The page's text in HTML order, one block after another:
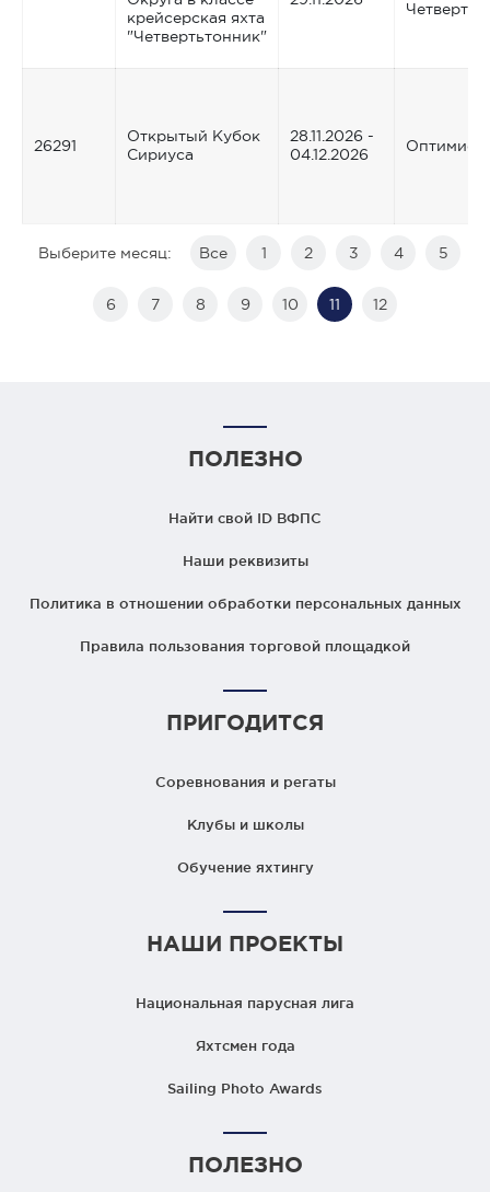
крейсерская яхта
"Четвертьтонник"
26291
Открытый Кубок
Сириуса
28.11.2026 -
04.12.2026
Оптимист
Выберите месяц: Все 1 2 3 4 5
6 7 8 9 10 11 12
ПОЛЕЗНО
Найти свой ID ВФПС
Наши реквизиты
Политика в отношении обработки персональных данных
Правила пользования торговой площадкой
ПРИГОДИТСЯ
Соревнования и регаты
Клубы и школы
Обучение яхтингу
НАШИ ПРОЕКТЫ
Национальная парусная лига
Яхтсмен года
Sailing Photo Awards
ПОЛЕЗНО